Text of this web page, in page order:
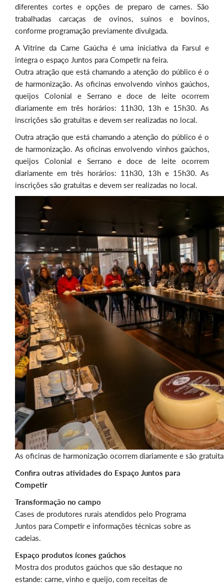
diferentes cortes e opções de preparo de carnes. São
trabalhadas carcaças de ovinos, suínos e bovinos,
conforme programação previamente divulgada.
A Vitrine da Carne Gaúcha é uma iniciativa da Farsul e
integra o espaço Juntos para Competir na feira.
Outra atração que está chamando a atenção do público é o
de harmonização. As oficinas envolvendo vinhos gaúchos,
queijos Colonial e Serrano e doce de leite ocorrem
diariamente em três horários: 11h30, 13h e 15h30. As
inscrições são gratuitas e devem ser realizadas no local.
Outra atração que está chamando a atenção do público é o
de harmonização. As oficinas envolvendo vinhos gaúchos,
queijos Colonial e Serrano e doce de leite ocorrem
diariamente em três horários: 11h30, 13h e 15h30. As
inscrições são gratuitas e devem ser realizadas no local.
As oficinas de harmonização ocorrem diariamente e são
Confira outras atividades do Espaço Juntos para
Competir
Transformação no campo
Cases de produtores rurais atendidos pelo Programa
Juntos para Competir e informações técnicas sobre as
cadeias.
Espaço produtos ícones gaúchos
Mostra dos produtos gaúchos que são destaque no
estande: carne, vinho e queijo, com receitas de